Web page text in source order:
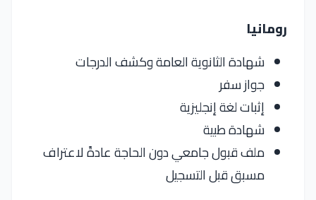
رومانيا
شهادة الثانوية العامة وكشف الدرجات
جواز سفر
إثبات لغة إنجليزية
شهادة طبية
ملف قبول جامعي دون الحاجة عادةً لاعتراف
مسبق قبل التسجيل